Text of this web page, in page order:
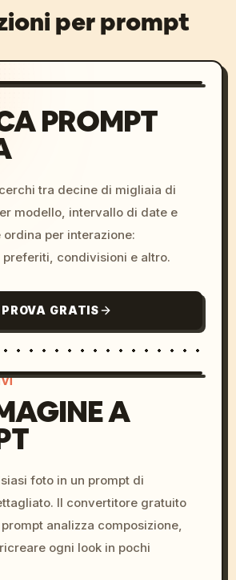
per prompt
PROMPT
tra decine di migliaia di
modello, intervallo di date e
per interazione:
condivisioni e altro.
PROVA GRATIS
colors, 8k --v 6.0
A
foto in un prompt di
Il convertitore gratuito
analizza composizione,
ogni look in pochi